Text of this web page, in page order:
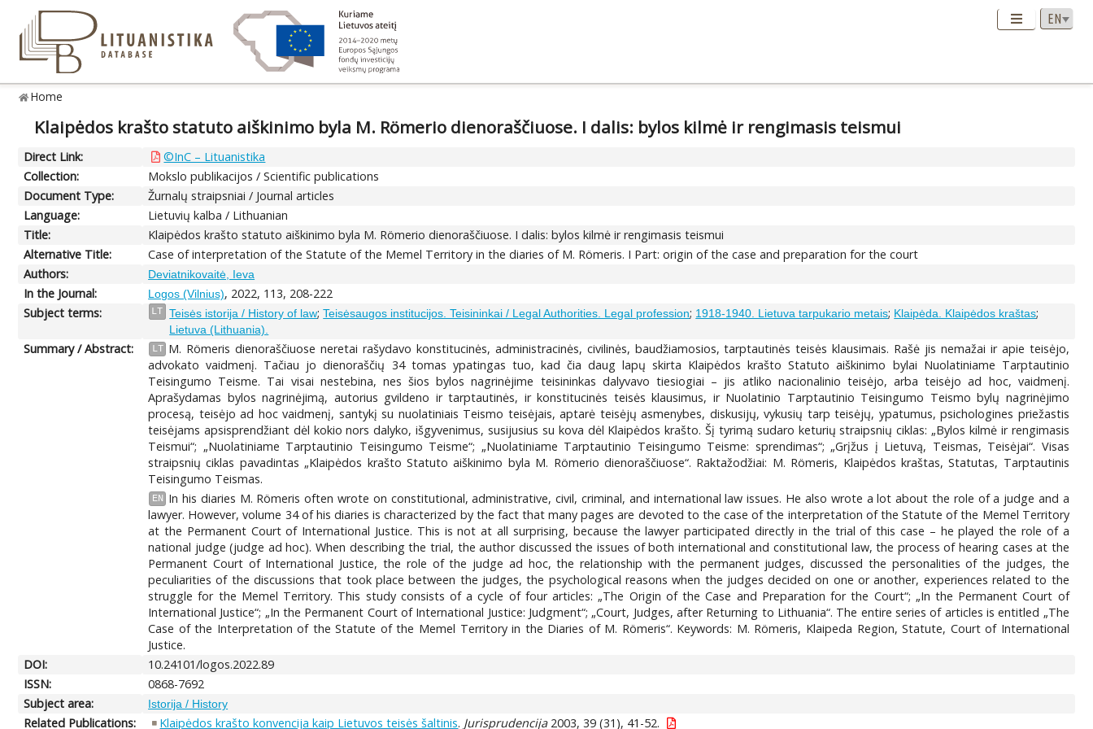
Home
Klaipėdos krašto statuto aiškinimo byla M. Römerio dienoraščiuose. I dalis: bylos kilmė ir rengimasis teismui
Direct Link:
©InC – Lituanistika
Collection:
Mokslo publikacijos / Scientific publications
Document Type:
Žurnalų straipsniai / Journal articles
Language:
Lietuvių kalba / Lithuanian
Title:
Klaipėdos krašto statuto aiškinimo byla M. Römerio dienoraščiuose. I dalis: bylos kilmė ir rengimasis teismui
Alternative Title:
Case of interpretation of the Statute of the Memel Territory in the diaries of M. Römeris. I Part: origin of the case and preparation for the court
Authors:
Deviatnikovaitė, Ieva
In the Journal: Logos (Vilnius), 2022, 113, 208-222
Subject terms:
LT Teisės istorija / History of law;Teisėsaugos institucijos. Teisininkai / Legal Authorities. Legal profession; 1918-1940. Lietuva tarpukario metais; Klaipėda. Klaipėdos kraštas;
Lietuva (Lithuania).
Summary / Abstract: LT M. Römeris dienoraščiuose neretai rašydavo konstitucinės, administracinės, civilinės, baudžiamosios, tarptautinės teisės klausimais. Rašė jis nemažai ir apie teisėjo,
advokato vaidmenį. Tačiau jo dienoraščių 34 tomas ypatingas tuo, kad čia daug lapų skirta Klaipėdos krašto Statuto aiškinimo bylai Nuolatiniame Tarptautinio
Teisingumo Teisme. Tai visai nestebina, nes šios bylos nagrinėjime teisininkas dalyvavo tiesiogiai – jis atliko nacionalinio teisėjo, arba teisėjo ad hoc, vaidmenį.
Aprašydamas bylos nagrinėjimą, autorius gvildeno ir tarptautinės, ir konstitucinės teisės klausimus, ir Nuolatinio Tarptautinio Teisingumo Teismo bylų nagrinėjimo
procesą, teisėjo ad hoc vaidmenį, santykį su nuolatiniais Teismo teisėjais, aptarė teisėjų asmenybes, diskusijų, vykusių tarp teisėjų, ypatumus, psichologines priežastis
teisėjams apsisprendžiant dėl kokio nors dalyko, išgyvenimus, susijusius su kova dėl Klaipėdos krašto. Šį tyrimą sudaro keturių straipsnių ciklas: „Bylos kilmė ir rengimasis
Teismui“; „Nuolatiniame Tarptautinio Teisingumo Teisme“; „Nuolatiniame Tarptautinio Teisingumo Teisme: sprendimas“; „Grįžus į Lietuvą, Teismas, Teisėjai“. Visas
straipsnių ciklas pavadintas „Klaipėdos krašto Statuto aiškinimo byla M. Römerio dienoraščiuose“. Raktažodžiai: M. Römeris, Klaipėdos kraštas, Statutas, Tarptautinis
Teisingumo Teismas.
EN
In his diaries M. Römeris often wrote on constitutional, administrative, civil, criminal, and international law issues. He also wrote a lot about the role of a judge and a
lawyer. However, volume 34 of his diaries is characterized by the fact that many pages are devoted to the case of the interpretation of the Statute of the Memel Territory
at the Permanent Court of International Justice. This is not at all surprising, because the lawyer participated directly in the trial of this case – he played the role of a
national judge (judge ad hoc). When describing the trial, the author discussed the issues of both international and constitutional law, the process of hearing cases at the
Permanent Court of International Justice, the role of the judge ad hoc, the relationship with the permanent judges, discussed the personalities of the judges, the
peculiarities of the discussions that took place between the judges, the psychological reasons when the judges decided on one or another, experiences related to the
struggle for the Memel Territory. This study consists of a cycle of four articles: „The Origin of the Case and Preparation for the Court“; „In the Permanent Court of
International Justice“; „In the Permanent Court of International Justice: Judgment“; „Court, Judges, after Returning to Lithuania“. The entire series of articles is entitled „The
Case of the Interpretation of the Statute of the Memel Territory in the Diaries of M. Römeris“. Keywords: M. Römeris, Klaipeda Region, Statute, Court of International
Justice.
DOI:
10.24101/logos.2022.89
ISSN:
0868-7692
Subject area:
Istorija / History
Related Publications: Klaipėdos krašto konvencija kaip Lietuvos teisės šaltinis. Jurisprudencija2003, 39 (31), 41-52.